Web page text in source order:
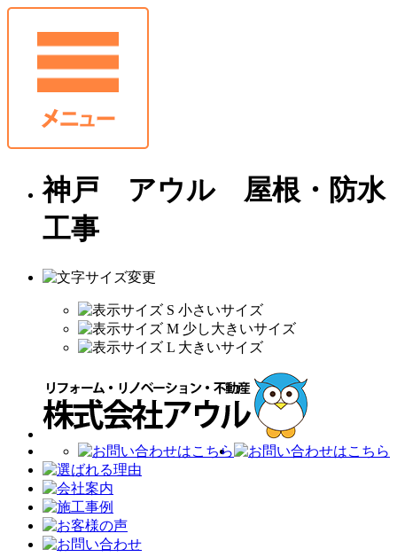
神戸 アウル 屋根・防水
工事